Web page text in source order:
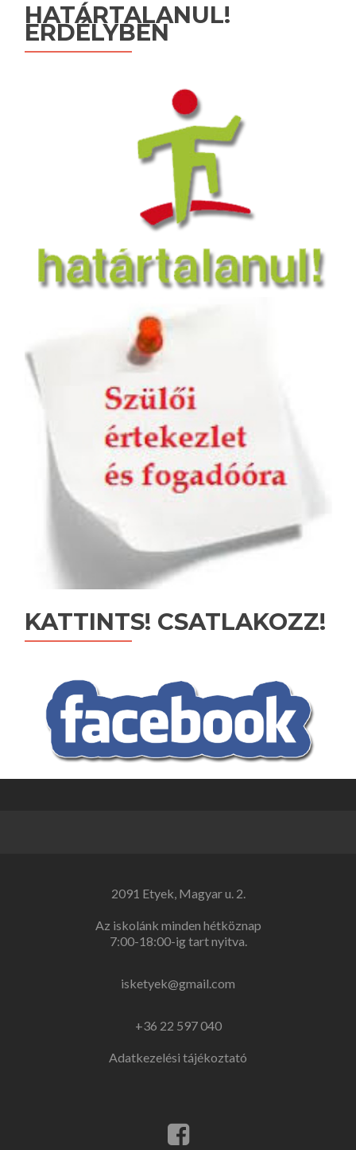
HATÁRTALANUL!
ERDÉLYBEN
KATTINTS! CSATLAKOZZ!
2091 Etyek, Magyar u. 2.
Az iskolánk minden hétköznap
7:00-18:00-ig tart nyitva.
isketyek@gmail.com
+36 22 597 040
Adatkezelési tájékoztató
Facebook
link